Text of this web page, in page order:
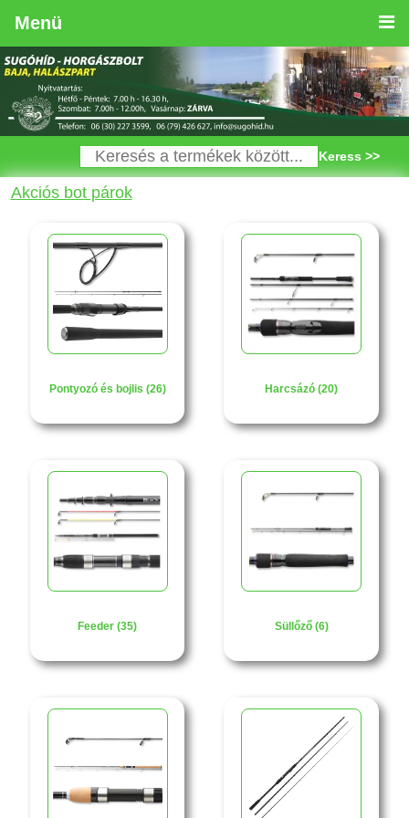
Menü
Keress >>
Akciós bot párok
Pontyozó és bojlis (26) Harcsázó (20)
Feeder (35) Süllőző (6)